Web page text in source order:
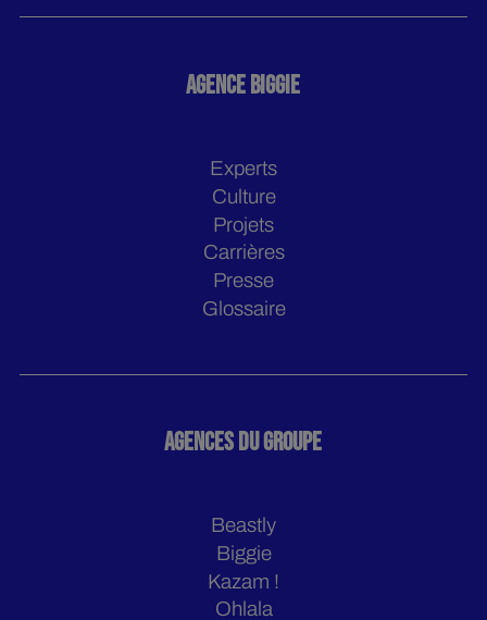
AGENCE BIGGIE
Experts
Culture
Projets
Carrières
Presse
Glossaire
AGENCES DU GROUPE
Beastly
Biggie
Kazam !
Ohlala